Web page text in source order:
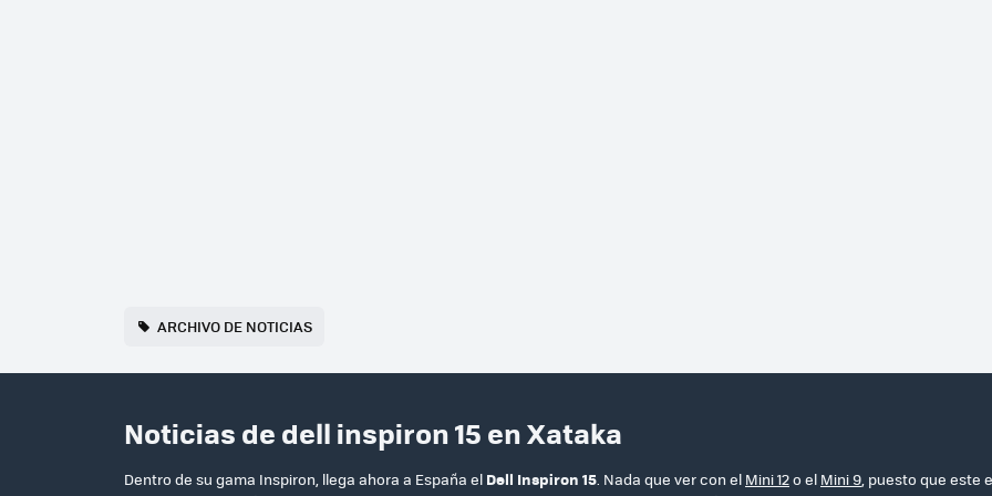
ARCHIVO DE NOTICIAS
Noticias de dell inspiron 15 en Xataka
Dentro de su gama Inspiron, llega ahora a España el Dell Inspiron 15. Nada que ver con el Mini 12o el Mini 9, puesto que este